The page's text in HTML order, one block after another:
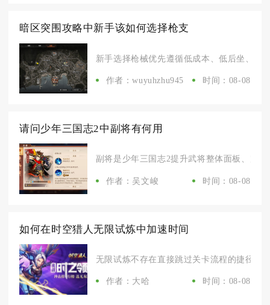
暗区突围攻略中新手该如何选择枪支
新手选择枪械优先遵循低成本、低后坐、适
作者：wuyuhzhu945 时间：08-08
请问少年三国志2中副将有何用
副将是少年三国志2提升武将整体面板、完
作者：吴文峻 时间：08-08
如何在时空猎人无限试炼中加速时间
无限试炼不存在直接跳过关卡流程的捷径，
作者：大哈 时间：08-08